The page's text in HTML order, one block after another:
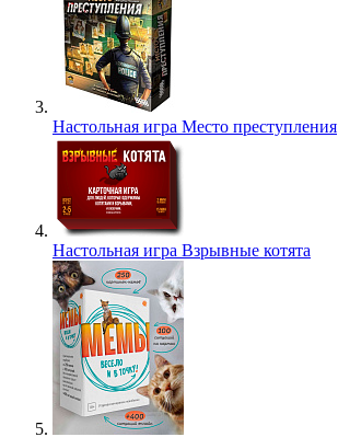
Настольная игра Место преступления
Настольная игра Взрывные котята